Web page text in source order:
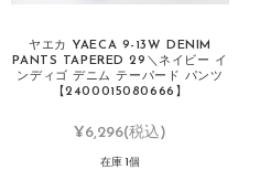
ヤエカ YAECA 9-13W DENIM
PANTS TAPERED 29＼ネイビー イ
ンディゴ デニム テーパード パンツ
【2400015080666】
¥6,296(税込)
在庫 1個